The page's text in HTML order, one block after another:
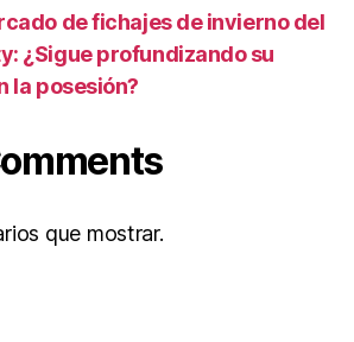
de fichajes de invierno del
¿Sigue profundizando su
la posesión?
que mostrar.